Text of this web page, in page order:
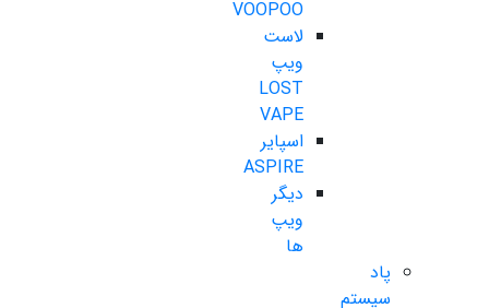
VOOPOO
لاست
ویپ
LOST
VAPE
اسپایر
ASPIRE
دیگر
ویپ
ها
پاد
سیستم